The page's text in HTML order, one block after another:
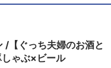
/【ぐっち夫婦のお酒と
ゃぶ×ビール